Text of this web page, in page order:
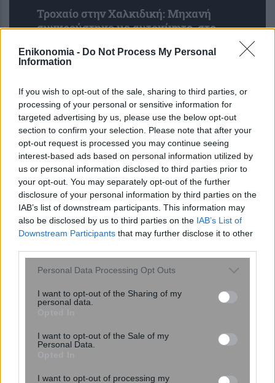
Enikonomia - Do Not Process My Personal
Information
If you wish to opt-out of the sale, sharing to third parties, or
processing of your personal or sensitive information for
targeted advertising by us, please use the below opt-out
section to confirm your selection. Please note that after your
opt-out request is processed you may continue seeing
interest-based ads based on personal information utilized by
us or personal information disclosed to third parties prior to
your opt-out. You may separately opt-out of the further
disclosure of your personal information by third parties on the
IAB’s list of downstream participants. This information may
also be disclosed by us to third parties on the IAB’s List of
Downstream Participants that may further disclose it to other
Please note that this website/app uses one or more Google
not limited to your visit or usage behaviour. You may click to
grant or deny consent to Google and its third-party tags to
consent section.
Personal Data Processing Opt Outs
I want to opt-out of the Sharing of my
personal data.
I want to opt-out of the Sale of my
Personal Data.
I want to opt-out of processing my
Τροχαίο στην Χαλκιδική: Μηχανή
συγκρούστηκε με αυτοκίνητο, στο
Σε ποια ηλικία ο εγκέφαλος είναι στα
ικανότητα στα 70